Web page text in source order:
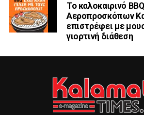
Το καλοκαιρινό
Αεροπροσκόπων
επιστρέφει με
γιορτινή διάθεση